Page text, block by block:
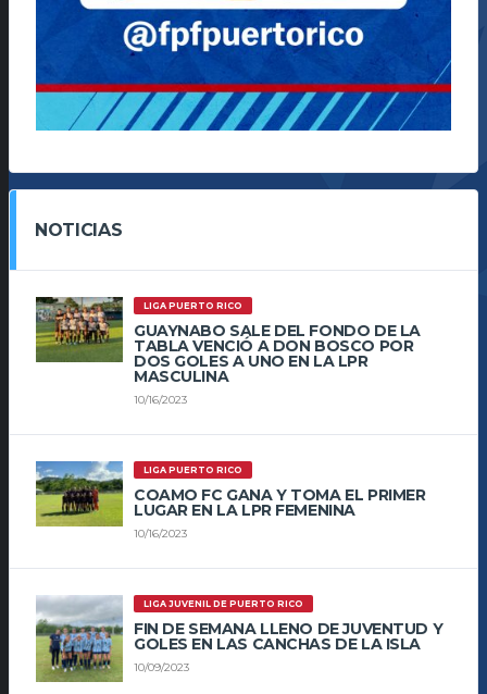
NOTICIAS
LIGA PUERTO RICO
GUAYNABO SALE DEL FONDO DE LA
TABLA VENCIÓ A DON BOSCO POR
DOS GOLES A UNO EN LA LPR
MASCULINA
10/16/2023
LIGA PUERTO RICO
COAMO FC GANA Y TOMA EL PRIMER
LUGAR EN LA LPR FEMENINA
10/16/2023
LIGA JUVENIL DE PUERTO RICO
FIN DE SEMANA LLENO DE JUVENTUD Y
GOLES EN LAS CANCHAS DE LA ISLA
10/09/2023